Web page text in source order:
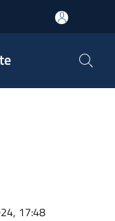
17:48